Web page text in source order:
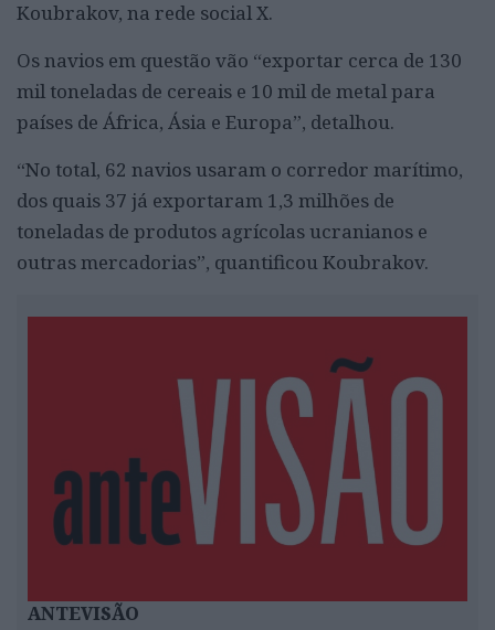
Koubrakov, na rede social X.
Os navios em questão vão “exportar cerca de 130
mil toneladas de cereais e 10 mil de metal para
países de África, Ásia e Europa”, detalhou.
“No total, 62 navios usaram o corredor marítimo,
dos quais 37 já exportaram 1,3 milhões de
toneladas de produtos agrícolas ucranianos e
outras mercadorias”, quantificou Koubrakov.
ANTEVISÃO